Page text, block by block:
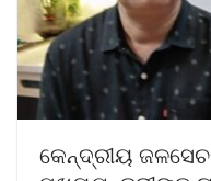
କେନ୍ଦ୍ରୀୟ